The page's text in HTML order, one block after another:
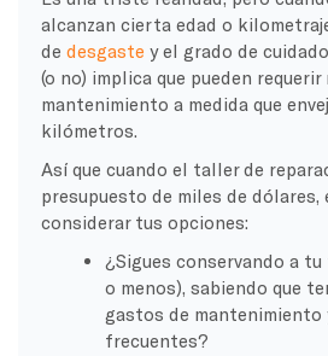
alcanzan cierta edad o
de desgaste y el grado de
(o no) implica que pueden
mantenimiento a medida que
kilómetros.
Así que cuando el taller de
presupuesto de miles de dólares,
considerar tus opciones:
¿Sigues conservando a
o menos), sabiendo que
gastos de mantenimiento
frecuentes?